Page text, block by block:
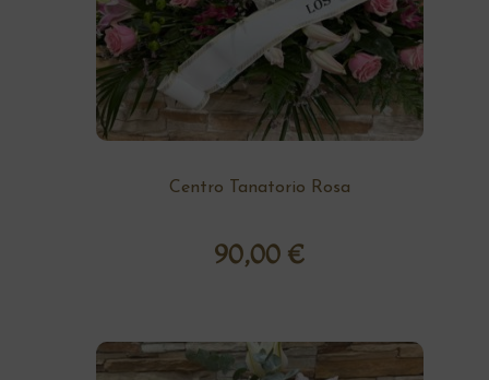
Centro Tanatorio Rosa
90,00 €